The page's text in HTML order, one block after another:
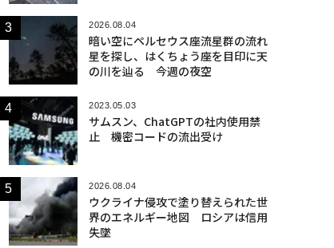
2026.08.04
暗い空にペルセウス座流星群の流れ
星を探し、はくちょう座を目印に天
の川を辿る 今週の夜空
2023.05.03
サムスン、ChatGPTの社内使用禁
止 機密コードの流出受け
2026.08.04
ウクライナ侵攻で塗り替えられた世
界のエネルギー地図 ロシアは信用
失墜